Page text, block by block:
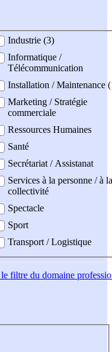
Industrie (3)
Informatique /
Télécommunication
Installation / Maintenance
Marketing / Stratégie
commerciale
Ressources Humaines
Santé
Secrétariat / Assistanat
Services à la personne / à la
collectivité
Spectacle
Sport
Transport / Logistique
filtre du domaine